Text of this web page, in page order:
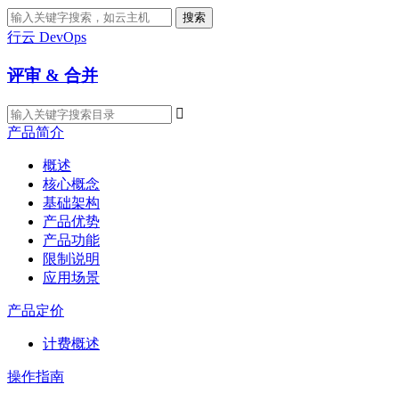
搜索
行云 DevOps
评审 & 合并

产品简介
概述
核心概念
基础架构
产品优势
产品功能
限制说明
应用场景
产品定价
计费概述
操作指南